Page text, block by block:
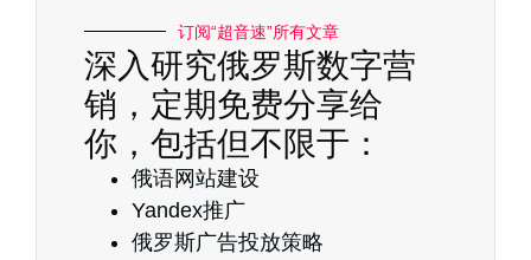
订阅“超音速”所有文章
深入研究俄罗斯数字营
销，定期免费分享给
你，包括但不限于：
俄语网站建设
Yandex推广
俄罗斯广告投放策略